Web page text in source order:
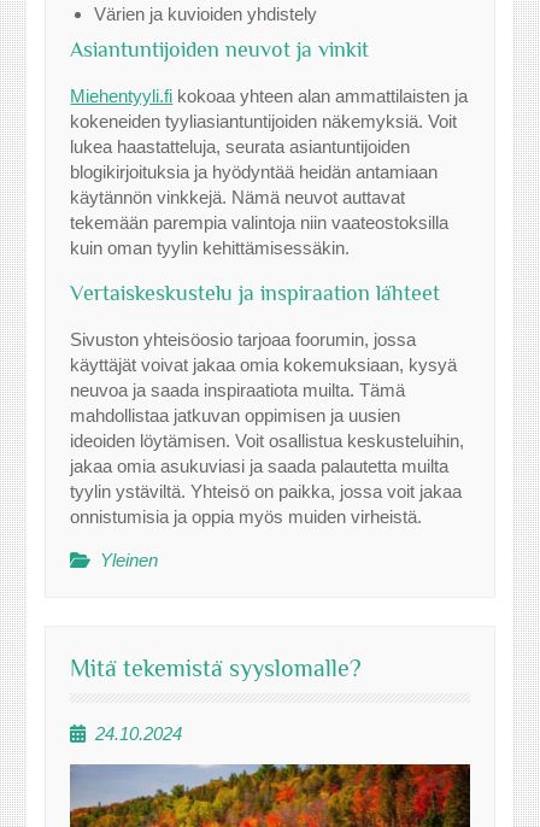
Värien ja kuvioiden yhdistely
Asiantuntijoiden neuvot ja vinkit
Miehentyyli.fi kokoaa yhteen alan ammattilaisten ja
kokeneiden tyyliasiantuntijoiden näkemyksiä. Voit
lukea haastatteluja, seurata asiantuntijoiden
blogikirjoituksia ja hyödyntää heidän antamiaan
käytännön vinkkejä. Nämä neuvot auttavat
tekemään parempia valintoja niin vaateostoksilla
kuin oman tyylin kehittämisessäkin.
Vertaiskeskustelu ja inspiraation lähteet
Sivuston yhteisöosio tarjoaa foorumin, jossa
käyttäjät voivat jakaa omia kokemuksiaan, kysyä
neuvoa ja saada inspiraatiota muilta. Tämä
mahdollistaa jatkuvan oppimisen ja uusien
ideoiden löytämisen. Voit osallistua keskusteluihin,
jakaa omia asukuviasi ja saada palautetta muilta
tyylin ystäviltä. Yhteisö on paikka, jossa voit jakaa
onnistumisia ja oppia myös muiden virheistä.
Yleinen
Mitä tekemistä syyslomalle?
24.10.2024